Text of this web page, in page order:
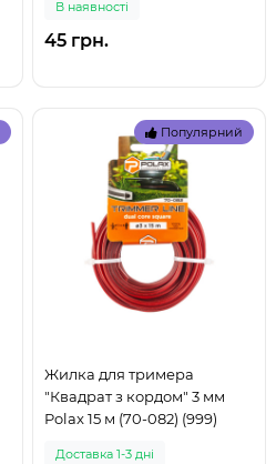
В наявностi
45 грн.
Популярний
Жилка для тримера
"Квадрат з кордом" 3 мм
Polax 15 м (70-082) (999)
Доставка 1-3 дні